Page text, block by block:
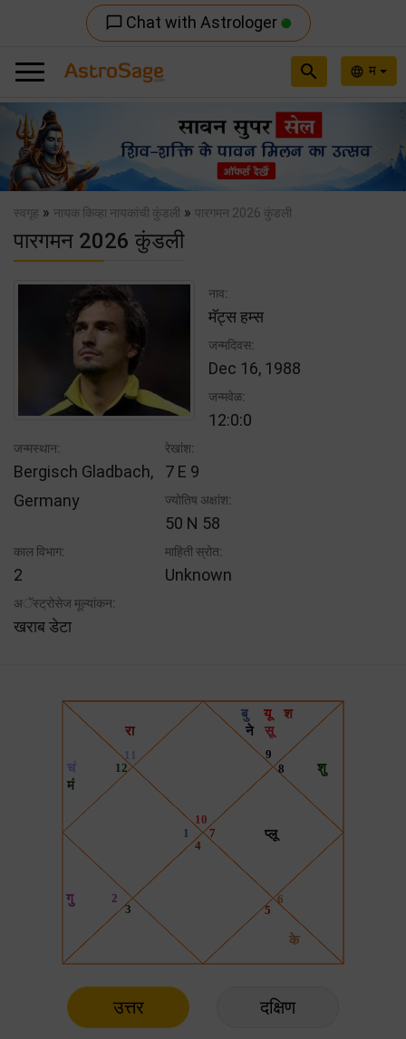
chat_bubble_outline Chat with Astrologer
language म
search
Previous
स्वगृह » नायक किव्हा नायकांची कुंडली » पारगमन 2026 कुंडली
पारगमन 2026 कुंडली
नाव:
मॅट्स हम्स
जन्मदिवस:
Dec 16, 1988
जन्मवेळ:
12:0:0
जन्मस्थान:
Bergisch Gladbach,
Germany
रेखांश:
7 E 9
ज्योतिष अक्षांश:
50 N 58
काल विभाग:
2
माहिती स्रोत:
Unknown
अॅस्ट्रोसेज मूल्यांकन:
खराब डेटा
उत्तर दक्षिण